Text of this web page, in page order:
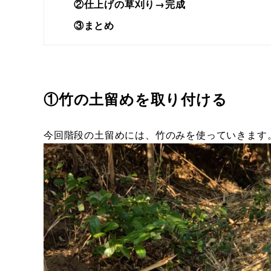
②仕上げの草刈り→完成
③まとめ
①竹の土留めを取り付ける
今回階段の土留めには、竹のみを使っていきます